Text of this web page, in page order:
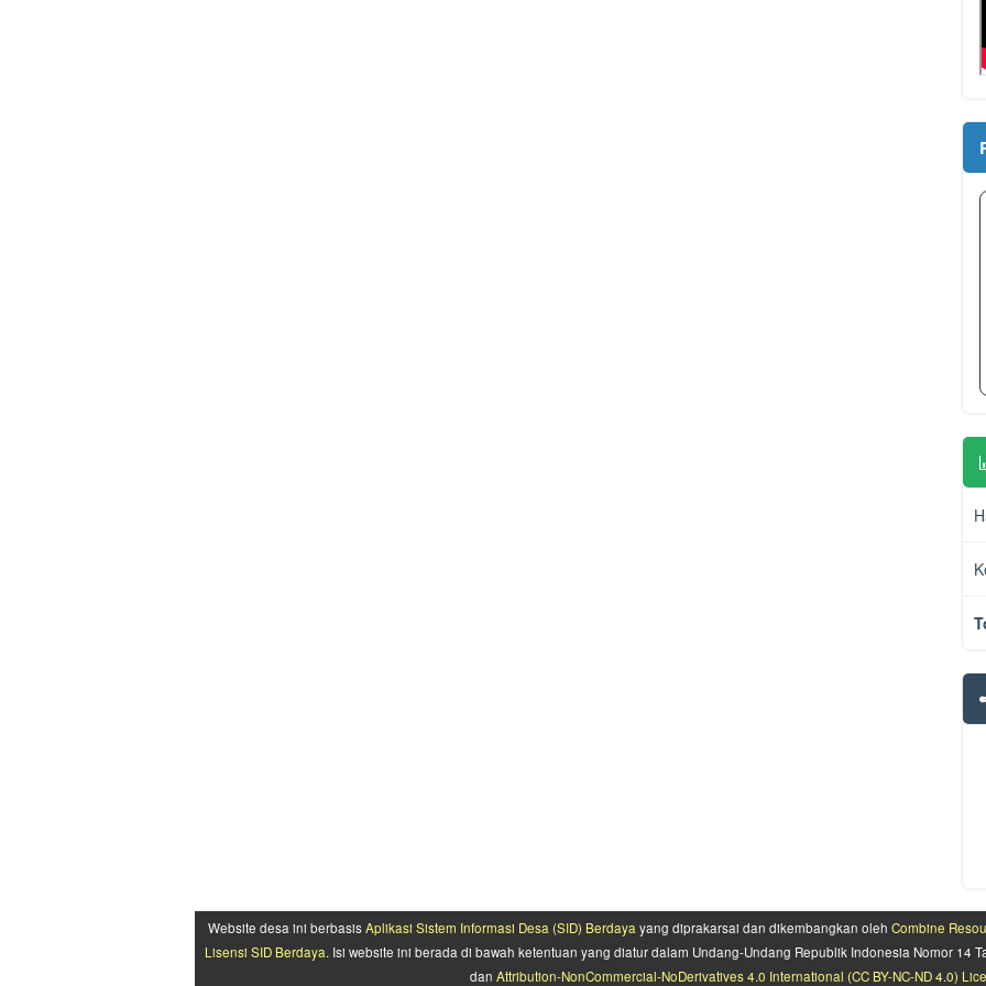
Website desa ini berbasisAplikasi Sistem Informasi Desa (SID) Berdaya yang diprakarsai dan dikembangkan oleh Combine
Lisensi SID Berdaya. Isi website ini berada di bawah ketentuan yang diatur dalam Undang-Undang Republik Indonesia Nomor 14
dan Attribution-NonCommercial-NoDerivatives 4.0 International (CC BY-NC-ND 4.0)